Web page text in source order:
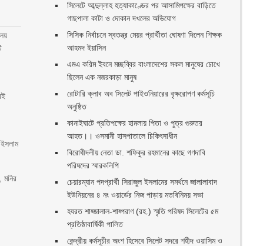
সিলেটে আব্দুল্লাহ হত্যাকাণ্ডের পর আসামিপক্ষের বাড়িতে
গাছপালা কাটা ও দোকান দখলের অভিযোগ
সিসিক নির্বাচনে স্বতন্ত্র মেয়র প্রার্থীতা ঘোষণা দিলেন শিক্ষক
আহমদ ইয়াসিন
এমএ করিম ইবনে মচ্ছব্বির বাংলাদেশের সকল মানুষের চোখে
ছিলেন এক নজরকাড়া মানুষ ‎
রোটারি ক্লাব অব সিলেট পাইওনিয়ারের বৃক্ষরোপণ কর্মসূচি
অনুষ্ঠিত
কানাইঘাটে প্রতিপক্ষের হামলায় পিতা ও পুত্র গুরুতর
আহত।। ওসমানী হাসপাতালে চিকিৎসাধীন
বিরোধীদলীয় নেতা ডা. শফিকুর রহমানের কাছে গণদাবি
পরিষদের স্মারকলিপি ‎
চেয়ারম্যান পদপ্রার্থী সিরাজুল ইসলামের সমর্থনে জালালাবাদ
ইউনিয়নের ৪ নং ওয়ার্ডের নিজ পাড়ায় মতবিনিময় সভা
হযরত শাহ্জালাল-শাহ্পরাণ (রহ.) স্মৃতি পরিষদ সিলেটের ৫ম
প্রতিষ্ঠাবার্ষিকী পালিত ‎​
কেন্দ্রীয় কর্মসূচীর অংশ হিসেবে সিলেট সদরে শহীদ ওয়াসিম ও